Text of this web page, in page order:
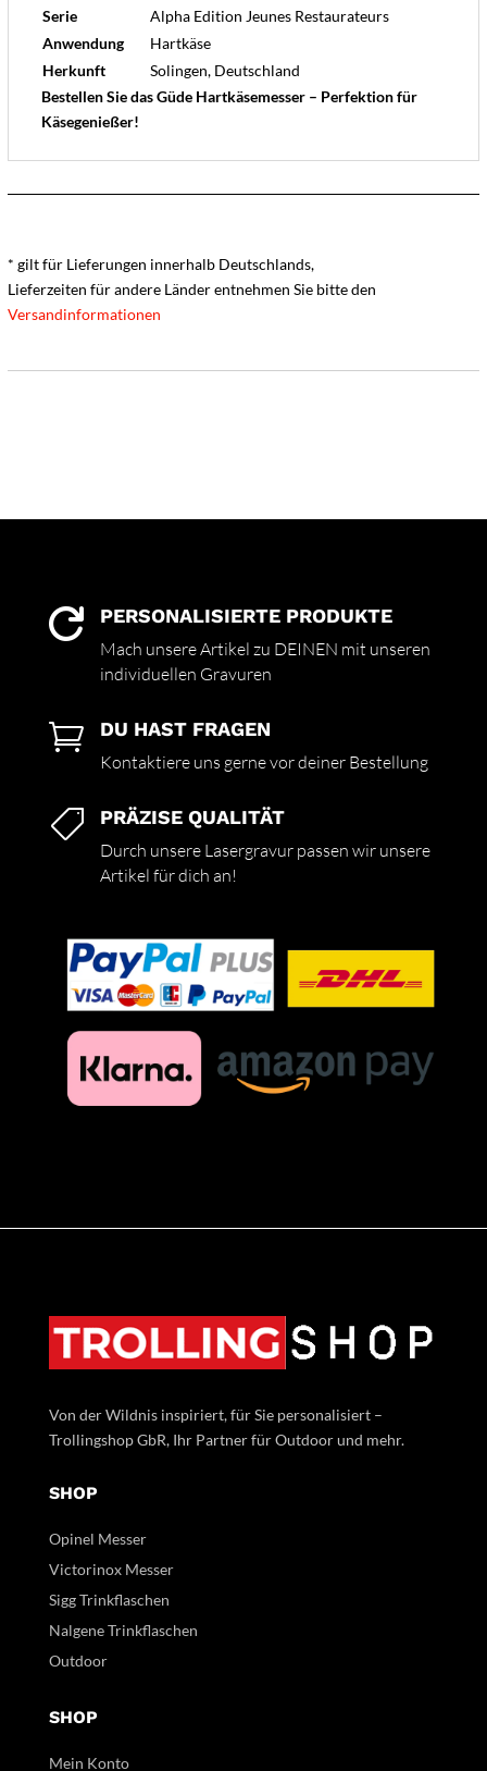
Serie
Alpha Edition Jeunes Restaurateurs
Anwendung
Hartkäse
Herkunft
Solingen, Deutschland
Bestellen Sie das Güde Hartkäsemesser – Perfektion für
Käsegenießer!
* gilt für Lieferungen innerhalb Deutschlands,
Lieferzeiten für andere Länder entnehmen Sie bitte den
Versandinformationen
 PERSONALISIERTE PRODUKTE
Mach unsere Artikel zu DEINEN mit unseren
individuellen Gravuren
 DU HAST FRAGEN
Kontaktiere uns gerne vor deiner Bestellung
 PRÄZISE QUALITÄT
Durch unsere Lasergravur passen wir unsere
Artikel für dich an!
Von der Wildnis inspiriert, für Sie personalisiert –
Trollingshop GbR, Ihr Partner für Outdoor und mehr.
SHOP
Opinel Messer
Victorinox Messer
Sigg Trinkflaschen
Nalgene Trinkflaschen
Outdoor
SHOP
Mein Konto